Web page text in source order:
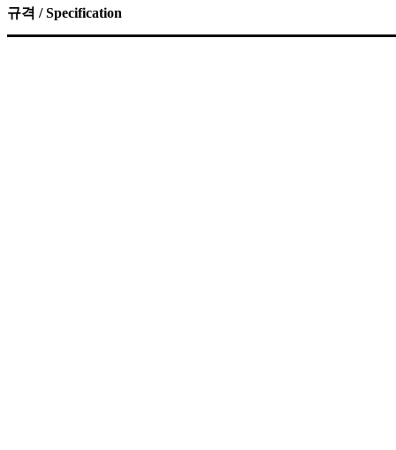
규격 / Specification